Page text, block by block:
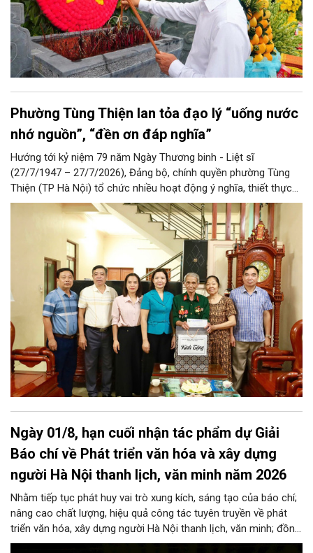
Phường Tùng Thiện lan tỏa đạo lý “uống nước
nhớ nguồn”, “đền ơn đáp nghĩa”
Hướng tới kỷ niệm 79 năm Ngày Thương binh - Liệt sĩ
(27/7/1947 – 27/7/2026), Đảng bộ, chính quyền phường Tùng
Thiện (TP Hà Nội) tổ chức nhiều hoạt động ý nghĩa, thiết thực
nhằm tri ân người có công, thân nhân người có công với cách
mạng… Qua đó lan tỏa đạo lý “uống nước nhớ nguồn”, đền ơn
đáp nghĩa tốt đẹp của dân tộc Việt Nam nói chung và người Hà
Nội thanh lịch, văn minh nói riêng.
Ngày 01/8, hạn cuối nhận tác phẩm dự Giải
Báo chí về Phát triển văn hóa và xây dựng
người Hà Nội thanh lịch, văn minh năm 2026
Nhằm tiếp tục phát huy vai trò xung kích, sáng tạo của báo chí;
nâng cao chất lượng, hiệu quả công tác tuyên truyền về phát
triển văn hóa, xây dựng người Hà Nội thanh lịch, văn minh; đồng
thời thiết thực hướng tới kỷ niệm 72 năm Ngày Giải phóng Thủ